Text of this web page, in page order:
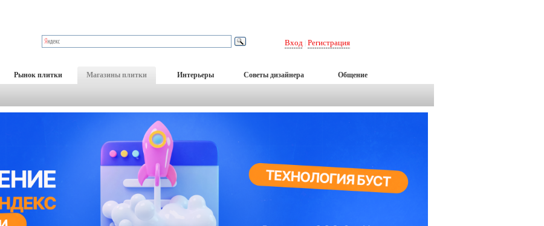
Вход Регистрация
Рынок плитки Магазины плитки Интерьеры Советы дизайнера Общение